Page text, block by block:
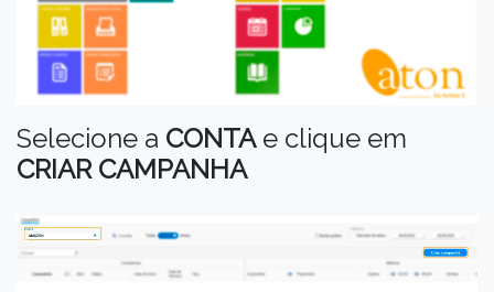
Selecione a CONTAe clique em
CRIAR CAMPANHA